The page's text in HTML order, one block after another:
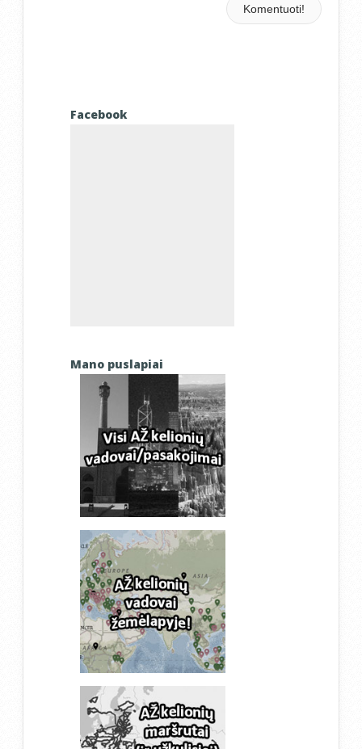
Facebook
Mano puslapiai